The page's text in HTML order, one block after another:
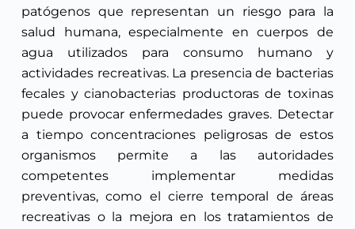
patógenos que representan un riesgo para la
salud humana, especialmente en cuerpos de
agua utilizados para consumo humano y
actividades recreativas. La presencia de bacterias
fecales y cianobacterias productoras de toxinas
puede provocar enfermedades graves. Detectar
a tiempo concentraciones peligrosas de estos
organismos permite a las autoridades
competentes implementar medidas
preventivas, como el cierre temporal de áreas
recreativas o la mejora en los tratamientos de